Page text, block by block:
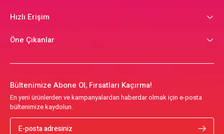
Hızlı Erişim
Öne Çıkanlar
Bültenimize Abone Ol, Fırsatları Kaçırma!
En yeni ürünlerden ve kampanyalardan haberdar olmak için e-posta
bültenimize kaydolun.